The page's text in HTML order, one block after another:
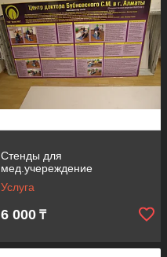
Стенды для
мед.учереждение
Услуга
6 000 ₸